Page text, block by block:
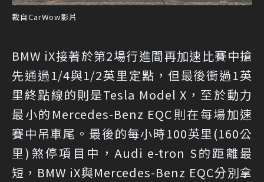
裁自CarWow影片
BMW iX接著於第2場行進間再加速比賽中搶
先通過1/4與1/2英里定點，但最後衝過1英
里終點線的則是Tesla Model X，至於動力
最小的Mercedes-Benz EQC則在每場加速
賽中吊車尾。最後的每小時100英里(160公
里)煞停項目中，Audi e-tron S的距離最
短，BMW iX與Mercedes-Benz EQC分別拿